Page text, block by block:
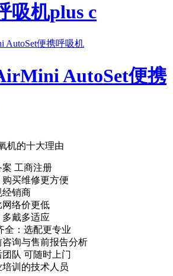
吸机plus c
AutoSet便携
机的十大理由
工商注册
买维修更方便
经销商
络价更低
戴多适应
全：选配更专业
询与售前报告分析
队 可随时上门
训的技术人员